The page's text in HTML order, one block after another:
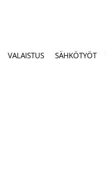
VALAISTUS SÄHKÖTYÖT